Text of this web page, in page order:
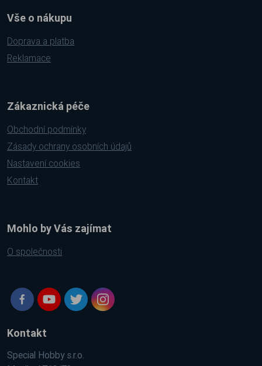
Vše o nákupu
Doprava a platba
Reklamace
Zákaznická péče
Obchodní podmínky
Zásady ochrany osobních údajů
Nastavení cookies
Kontakt
Mohlo by Vás zajímat
O společnosti
Kontakt
Special Hobby s.r.o.